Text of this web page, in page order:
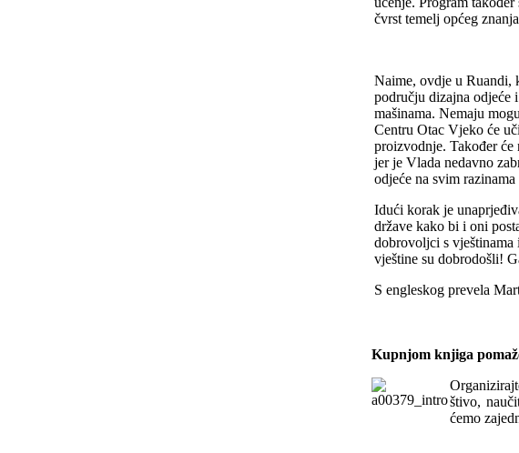
čvrst temelj općeg
Naime, ovdje u Ruandi,
području dizajna odjeće
mašinama. Nemaju
Centru Otac Vjeko će
proizvodnje. Također
jer je Vlada nedavno
odjeće na svim
Idući korak je
države kako bi i oni
dobrovoljci s
vještine su dobrodošli!
S engleskog prevela
Kupnjom knjiga
štivo,
ćemo